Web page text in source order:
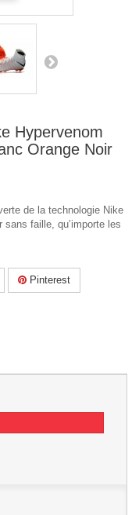
Hypervenom
Orange Noir
de la technologie Nike
faille, qu’importe les
Pinterest